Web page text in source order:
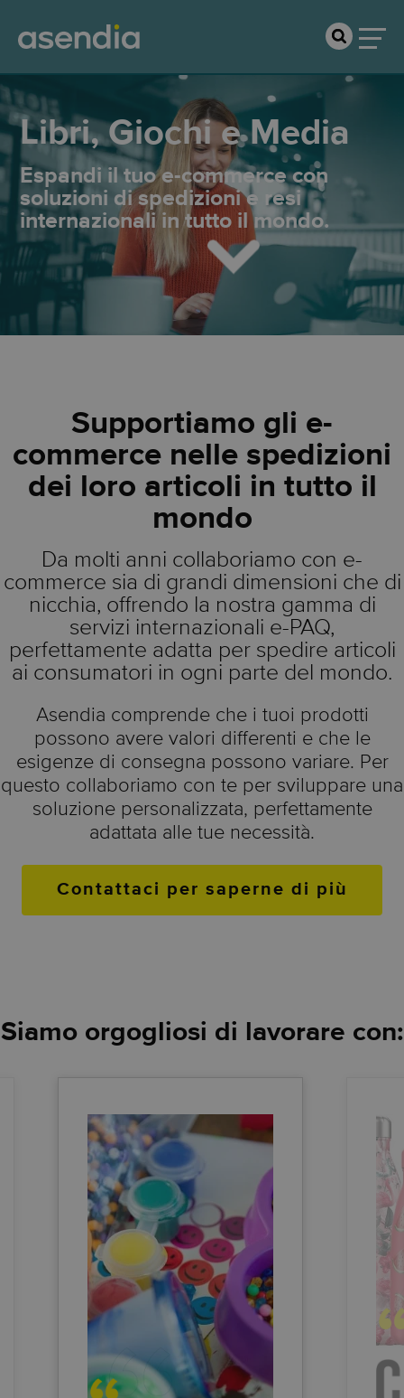
Libri, Giochi e Media
Espandi il tuo e-commerce con
soluzioni di spedizioni e resi
internazionali in tutto il mondo.
Supportiamo gli e-
commerce nelle spedizioni
dei loro articoli in tutto il
mondo
Da molti anni collaboriamo con e-
commerce sia di grandi dimensioni che di
nicchia, offrendo la nostra gamma di
servizi internazionali e-PAQ,
perfettamente adatta per spedire articoli
ai consumatori in ogni parte del mondo.
Asendia comprende che i tuoi prodotti
possono avere valori differenti e che le
esigenze di consegna possono variare. Per
questo collaboriamo con te per sviluppare una
soluzione personalizzata, perfettamente
adattata alle tue necessità.
Contattaci per saperne di più
Siamo orgogliosi di lavorare con: